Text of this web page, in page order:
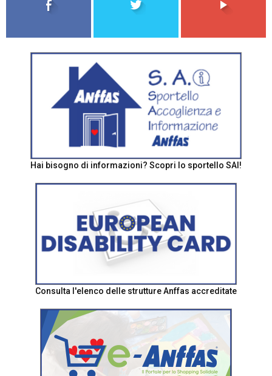
Hai bisogno di informazioni? Scopri lo sportello SAI!
Consulta l'elenco delle strutture Anffas accreditate